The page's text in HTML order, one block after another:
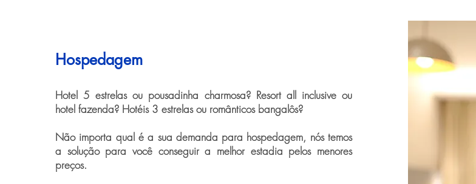
Hospedagem
Hotel 5 estrelas ou pousadinha charmosa? Resort all inclusive ou
hotel fazenda? Hotéis 3 estrelas ou românticos bangalôs?
Não importa qual é a sua demanda para hospedagem, nós temos
a solução para você conseguir a melhor estadia pelos menores
preços.